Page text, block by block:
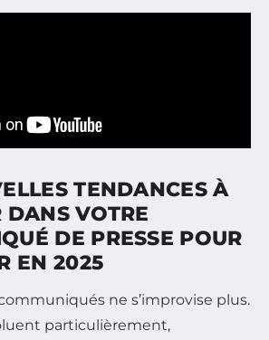
TENDANCES À
DANS VOTRE
DE PRESSE POUR
EN 2025
ne s’improvise plus.
particulièrement,